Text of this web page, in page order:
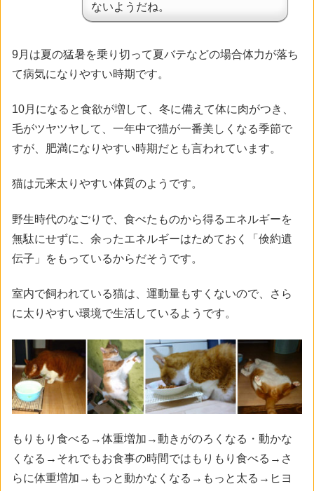
ないようだね。
9月は夏の猛暑を乗り切って夏バテなどの場合体力が落ち
て病気になりやすい時期です。
10月になると食欲が増して、冬に備えて体に肉がつき、
毛がツヤツヤして、一年中で猫が一番美しくなる季節で
すが、肥満になりやすい時期だとも言われています。
猫は元来太りやすい体質のようです。
野生時代のなごりで、食べたものから得るエネルギーを
無駄にせずに、余ったエネルギーはためておく「倹約遺
伝子」をもっているからだそうです。
室内で飼われている猫は、運動量もすくないので、さら
に太りやすい環境で生活しているようです。
もりもり食べる→体重増加→動きがのろくなる・動かな
くなる→それでもお食事の時間ではもりもり食べる→さ
らに体重増加→もっと動かなくなる→もっと太る→ヒヨ